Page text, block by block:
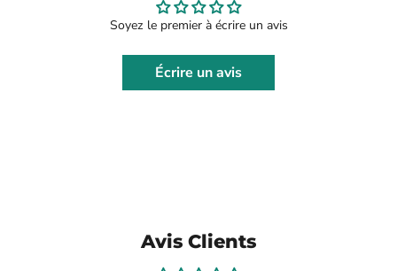
Soyez le premier à écrire un avis
Écrire un avis
Avis Clients